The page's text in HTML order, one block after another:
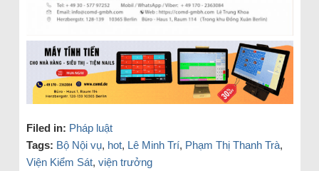
Filed in: Pháp luật
Tags: Bộ Nội vụ, hot, Lê Minh Trí, Phạm Thị Thanh Trà,
Viện Kiểm Sát, viện trưởng